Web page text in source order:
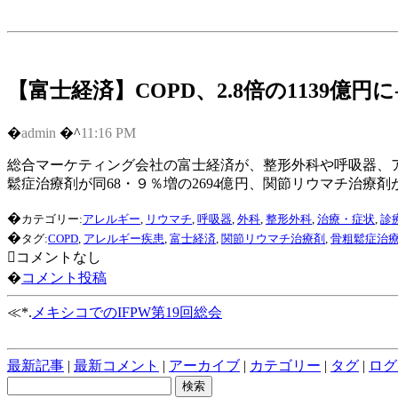
【富士経済】COPD、2.8倍の1139億円
�admin �^11:16 PM
総合マーケティング会社の富士経済が、整形外科や呼吸器
鬆症治療剤が同68・９％増の2694億円、関節リウマチ治療
�カテゴリー:アレルギー リウマチ 呼吸器 外科 整形外科 治療・症状 診
�タグ:COPD アレルギー疾患 富士経済 関節リウマチ治療剤 骨粗鬆症治
コメントなし
�コメント投稿
≪*. メキシコでのIFPW第19回総会
最新記事 | 最新コメント | アーカイブ | カテゴリー | タグ | ロ